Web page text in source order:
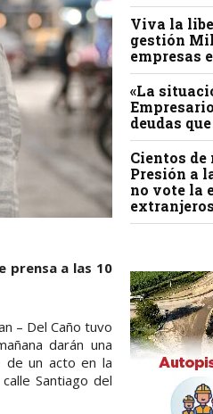
prensa a las 10
– Del Caño tuvo
darán una
de un acto en la
Santiago del
Viva la
gestión
empresas
«La
deudas
Cientos de
Presión a
no vote la
extranjeros